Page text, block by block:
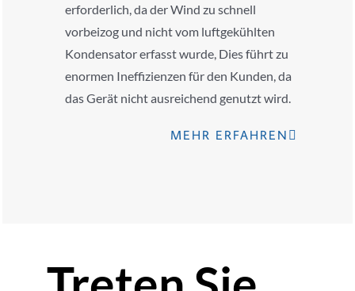
erforderlich, da der Wind zu schnell
vorbeizog und nicht vom luftgekühlten
Kondensator erfasst wurde, Dies führt zu
enormen Ineffizienzen für den Kunden, da
das Gerät nicht ausreichend genutzt wird.
MEHR ERFAHREN